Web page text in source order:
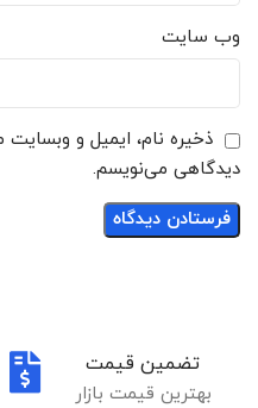
وب‌ سایت
ذخیره نام، ایمیل و وبسایت
دیدگاهی می‌نویسم.
تضمین قیمت
بهترین قیمت بازار